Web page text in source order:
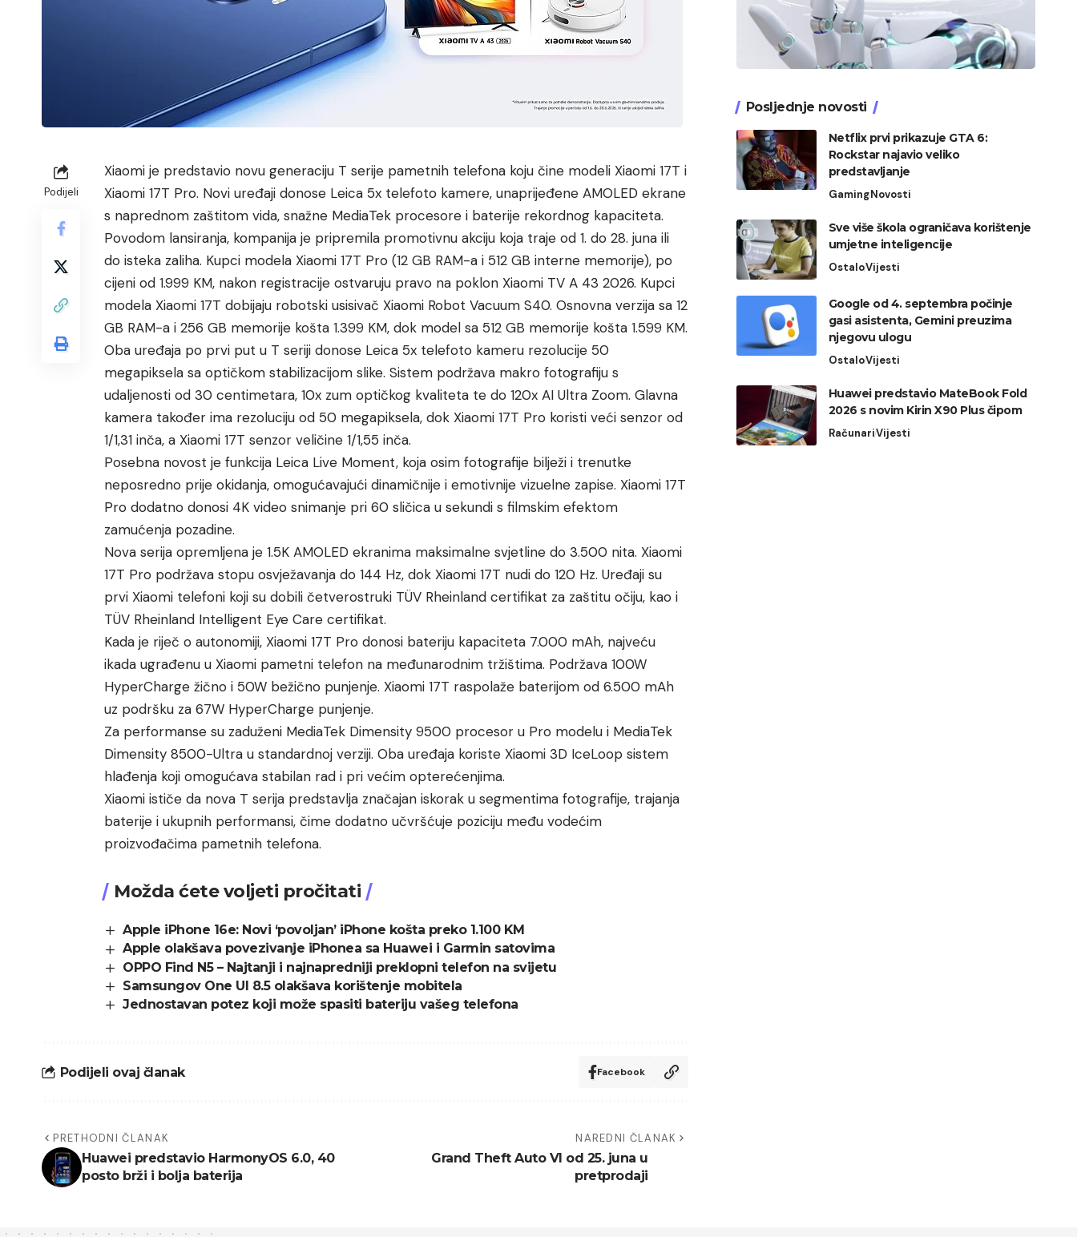
Podijeli
Xiaomi je predstavio novu generaciju T serije pametnih telefona koju čine modeli Xiaomi 17T i
Xiaomi 17T Pro. Novi uređaji donose Leica 5x telefoto kamere, unaprijeđene AMOLED ekrane
s naprednom zaštitom vida, snažne MediaTek procesore i baterije rekordnog kapaciteta.
Povodom lansiranja, kompanija je pripremila promotivnu akciju koja traje od 1. do 28. juna ili
do isteka zaliha. Kupci modela Xiaomi 17T Pro (12 GB RAM-a i 512 GB interne memorije), po
cijeni od 1.999 KM, nakon registracije ostvaruju pravo na poklon Xiaomi TV A 43 2026. Kupci
modela Xiaomi 17T dobijaju robotski usisivač Xiaomi Robot Vacuum S40. Osnovna verzija sa 12
GB RAM-a i 256 GB memorije košta 1.399 KM, dok model sa 512 GB memorije košta 1.599 KM.
Oba uređaja po prvi put u T seriji donose Leica 5x telefoto kameru rezolucije 50
megapiksela sa optičkom stabilizacijom slike. Sistem podržava makro fotografiju s
udaljenosti od 30 centimetara, 10x zum optičkog kvaliteta te do 120x AI Ultra Zoom. Glavna
kamera također ima rezoluciju od 50 megapiksela, dok Xiaomi 17T Pro koristi veći senzor od
1/1,31 inča, a Xiaomi 17T senzor veličine 1/1,55 inča.
Posebna novost je funkcija Leica Live Moment, koja osim fotografije bilježi i trenutke
neposredno prije okidanja, omogućavajući dinamičnije i emotivnije vizuelne zapise. Xiaomi 17T
Pro dodatno donosi 4K video snimanje pri 60 sličica u sekundi s filmskim efektom
zamućenja pozadine.
Nova serija opremljena je 1.5K AMOLED ekranima maksimalne svjetline do 3.500 nita. Xiaomi
17T Pro podržava stopu osvježavanja do 144 Hz, dok Xiaomi 17T nudi do 120 Hz. Uređaji su
prvi Xiaomi telefoni koji su dobili četverostruki TÜV Rheinland certifikat za zaštitu očiju, kao i
TÜV Rheinland Intelligent Eye Care certifikat.
Kada je riječ o autonomiji, Xiaomi 17T Pro donosi bateriju kapaciteta 7.000 mAh, najveću
ikada ugrađenu u Xiaomi pametni telefon na međunarodnim tržištima. Podržava 100W
HyperCharge žično i 50W bežično punjenje. Xiaomi 17T raspolaže baterijom od 6.500 mAh
uz podršku za 67W HyperCharge punjenje.
Za performanse su zaduženi MediaTek Dimensity 9500 procesor u Pro modelu i MediaTek
Dimensity 8500-Ultra u standardnoj verziji. Oba uređaja koriste Xiaomi 3D IceLoop sistem
hlađenja koji omogućava stabilan rad i pri većim opterećenjima.
Xiaomi ističe da nova T serija predstavlja značajan iskorak u segmentima fotografije, trajanja
baterije i ukupnih performansi, čime dodatno učvršćuje poziciju među vodećim
proizvođačima pametnih telefona.
Možda ćete voljeti pročitati
Apple iPhone 16e: Novi ‘povoljan’ iPhone košta preko 1.100 KM
Apple olakšava povezivanje iPhonea sa Huawei i Garmin satovima
OPPO Find N5 – Najtanji i najnapredniji preklopni telefon na svijetu
Samsungov One UI 8.5 olakšava korištenje mobitela
Jednostavan potez koji može spasiti bateriju vašeg telefona
Podijeli ovaj članak Facebook
PRETHODNI ČLANAK
Huawei predstavio HarmonyOS 6.0, 40
posto brži i bolja baterija
NAREDNI ČLANAK
Grand Theft Auto VI od 25. juna u
pretprodaji
Posljednje novosti
Netflix prvi prikazuje GTA 6:
Rockstar najavio veliko
predstavljanje
GamingNovosti
Sve više škola ograničava korištenje
umjetne inteligencije
OstaloVijesti
Google od 4. septembra počinje
gasi asistenta, Gemini preuzima
njegovu ulogu
OstaloVijesti
Huawei predstavio MateBook Fold
2026 s novim Kirin X90 Plus čipom
RačunariVijesti